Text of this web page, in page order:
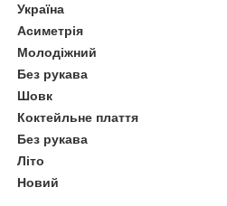
Україна
Асиметрія
Молодіжний
Без рукава
Шовк
Коктейльне плаття
Без рукава
Літо
Новий